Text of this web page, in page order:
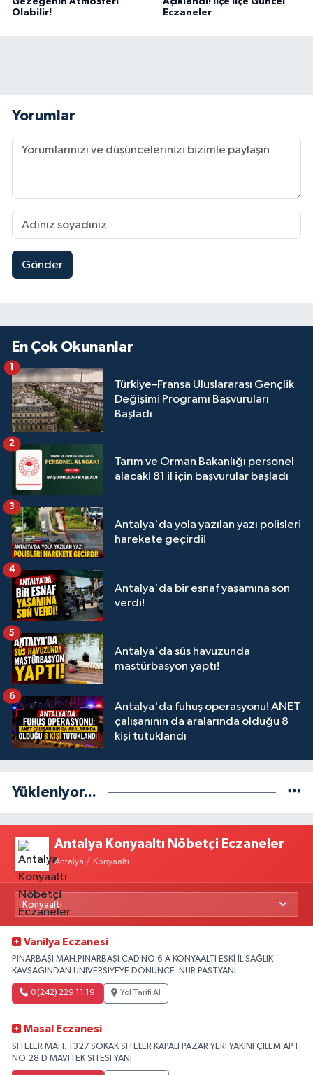
Olabilir!
Eczaneler
Yorumlar
Gönder
En Çok Okunanlar
Türkiye–Fransa Uluslararası Gençlik
Değişimi Programı Başvuruları
Başladı
1
Tarım ve Orman Bakanlığı personel
alacak! 81 il için başvurular başladı
2
Antalya'da yola yazılan yazı polisleri
harekete geçirdi!
3
Antalya'da bir esnaf yaşamına son
verdi!
4
Antalya'da süs havuzunda
mastürbasyon yaptı!
5
Antalya'da fuhuş operasyonu! ANET
çalışanının da aralarında olduğu 8
kişi tutuklandı
6
Yükleniyor...
Antalya Konyaaltı Nöbetçi Eczaneler
Antalya / Konyaaltı
Vanilya Eczanesi
PINARBAŞI MAH.PINARBAŞI CAD.NO:6 A KONYAALTI ESKİ İL SAĞLIK
KAVŞAĞINDAN ÜNİVERSİYEYE DÖNÜNCE .NUR PAST.YANI
0 (242) 229 11 19 Yol Tarifi Al
Masal Eczanesi
SITELER MAH. 1327 SOKAK SITELER KAPALI PAZAR YERI YAKINI ÇILEM APT
NO:28 D MAVITEK SITESI YANI